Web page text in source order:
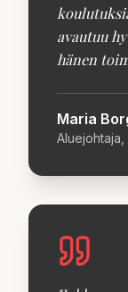
avautuu
hänen
Maria